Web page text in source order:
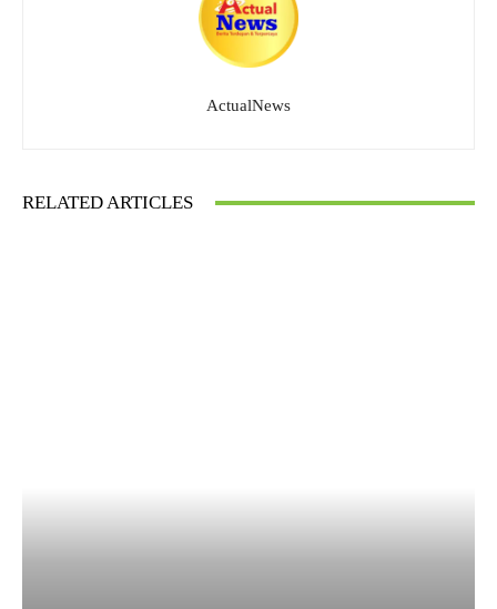
ActualNews
RELATED ARTICLES